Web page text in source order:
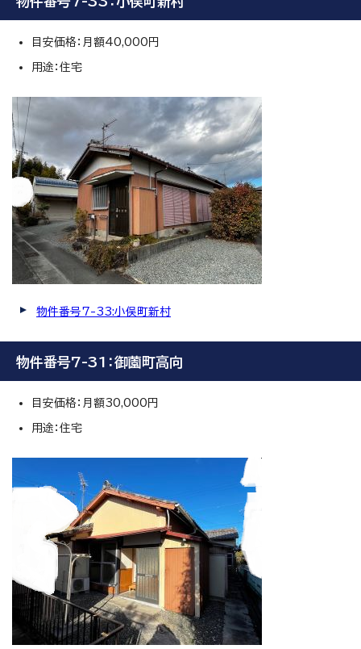
目安価格：月額40,000円
用途：住宅
物件番号7-33:小俣町新村
物件番号7-31：御薗町高向
目安価格：月額30,000円
用途：住宅